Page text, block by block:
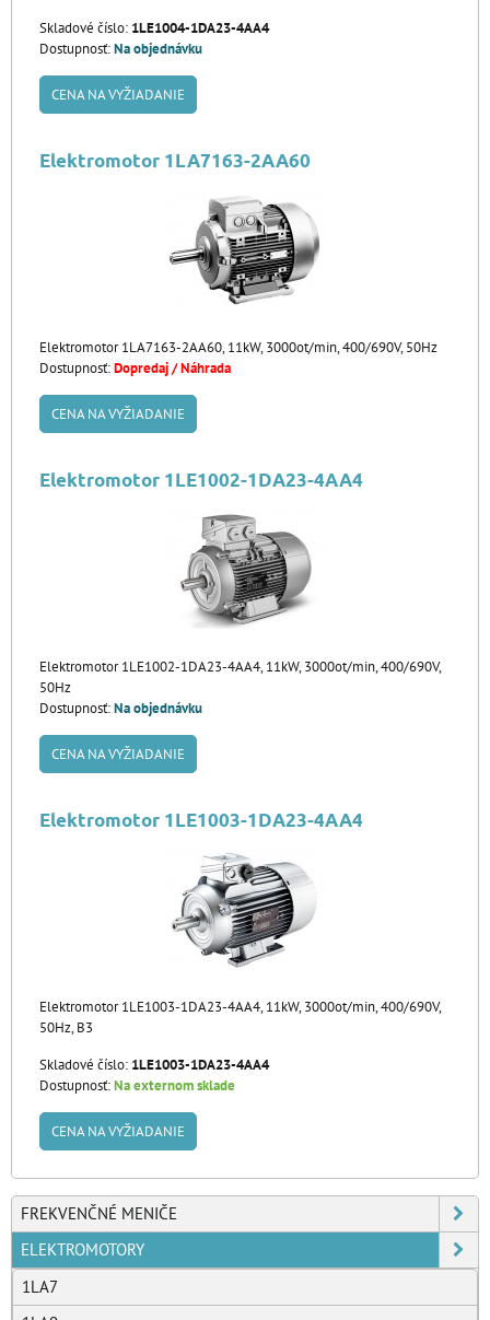
Skladové číslo: 1LE1004-1DA23-4AA4
Dostupnosť:Na objednávku
CENA NA VYŽIADANIE
Elektromotor 1LA7163-2AA60
Elektromotor 1LA7163-2AA60, 11kW, 3000ot/min, 400/690V, 50Hz
Dostupnosť:Dopredaj / Náhrada
CENA NA VYŽIADANIE
Elektromotor 1LE1002-1DA23-4AA4
Elektromotor 1LE1002-1DA23-4AA4, 11kW, 3000ot/min, 400/690V,
50Hz
Dostupnosť:Na objednávku
CENA NA VYŽIADANIE
Elektromotor 1LE1003-1DA23-4AA4
Elektromotor 1LE1003-1DA23-4AA4, 11kW, 3000ot/min, 400/690V,
50Hz, B3
Skladové číslo: 1LE1003-1DA23-4AA4
Dostupnosť:Na externom sklade
CENA NA VYŽIADANIE
FREKVENČNÉ MENIČE
ELEKTROMOTORY
1LA7